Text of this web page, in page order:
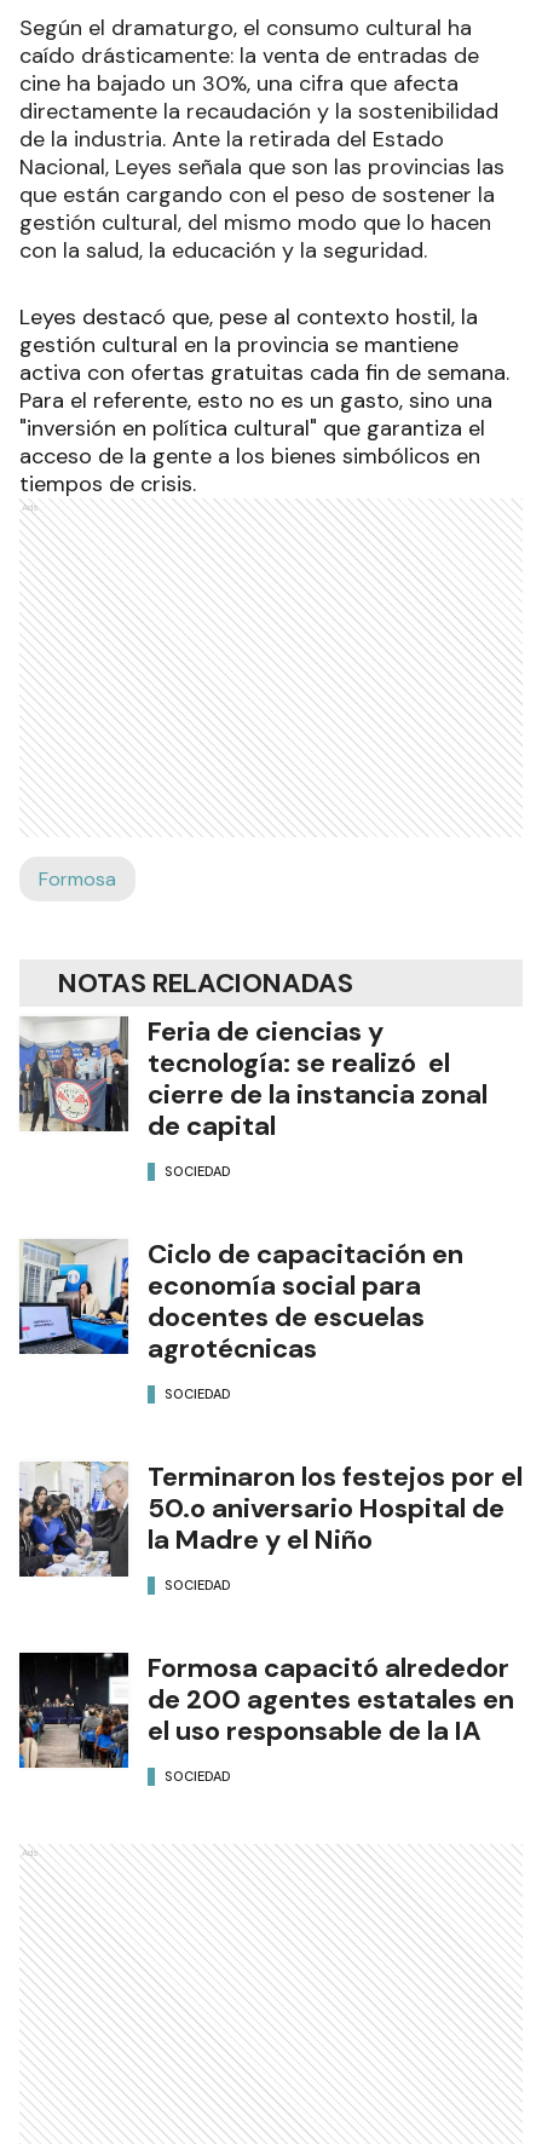
Según el dramaturgo, el consumo cultural ha
caído drásticamente: la venta de entradas de
cine ha bajado un 30%, una cifra que afecta
directamente la recaudación y la sostenibilidad
de la industria. Ante la retirada del Estado
Nacional, Leyes señala que son las provincias las
que están cargando con el peso de sostener la
gestión cultural, del mismo modo que lo hacen
con la salud, la educación y la seguridad.
Leyes destacó que, pese al contexto hostil, la
gestión cultural en la provincia se mantiene
activa con ofertas gratuitas cada fin de semana.
Para el referente, esto no es un gasto, sino una
"inversión en política cultural" que garantiza el
acceso de la gente a los bienes simbólicos en
tiempos de crisis.
Ads
Formosa
NOTAS RELACIONADAS
Feria de ciencias y
tecnología: se realizó el
cierre de la instancia zonal
de capital
SOCIEDAD
Ciclo de capacitación en
economía social para
docentes de escuelas
agrotécnicas
SOCIEDAD
Terminaron los festejos por el
50.o aniversario Hospital de
la Madre y el Niño
SOCIEDAD
Formosa capacitó alrededor
de 200 agentes estatales en
el uso responsable de la IA
SOCIEDAD
Ads